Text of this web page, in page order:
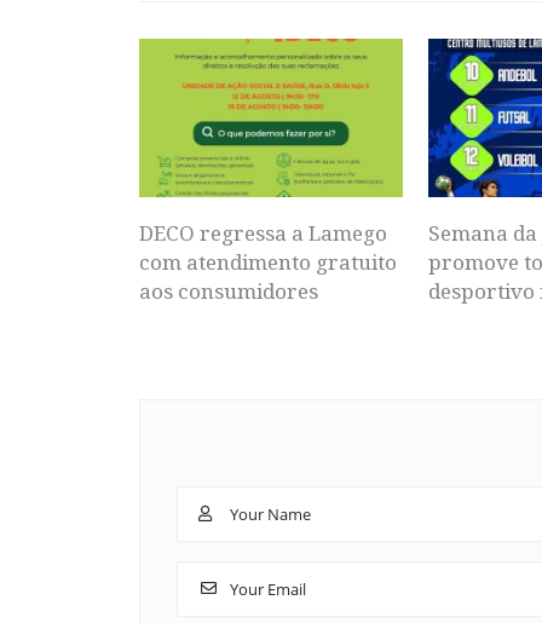
DECO regressa a Lamego
com atendimento gratuito
aos consumidores
Semana
promove